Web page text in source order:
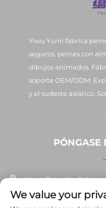
Yiwu Yunli fabrica
seguros, peines con
dibujos animados.
soporte OEM/ODM.
y el sudeste asiático.
PÓNGASE
Yiwu, China No. 7
+86-13037647878
We value your